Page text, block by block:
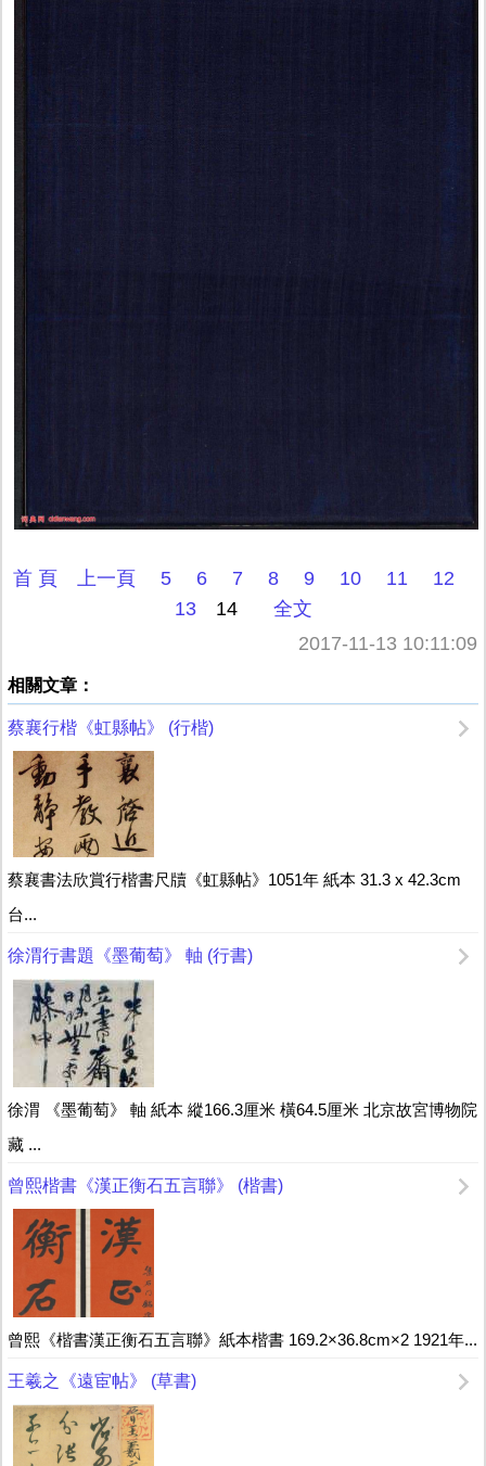
首 頁 上一頁 5 6 7 8 9 10 11
12
13 14全文
2017-11-13 10:11:09
相關文章：
蔡襄行楷《虹縣帖》 (行楷)
蔡襄書法欣賞行楷書尺牘《虹縣帖》1051年 紙本 31.3 x 42.3cm
台...
徐渭行書題《墨葡萄》 軸 (行書)
徐渭 《墨葡萄》 軸 紙本 縱166.3厘米 橫64.5厘米 北京故宮博物院
藏 ...
曾熙楷書《漢正衡石五言聯》 (楷書)
曾熙《楷書漢正衡石五言聯》紙本楷書 169.2×36.8cm×2 1921年...
王羲之《遠宦帖》 (草書)